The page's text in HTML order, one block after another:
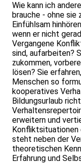
Wie kann ich
brauche - ohne sie
Einfühlsam
wenn er nicht
Vergangene
sind, aufarbeiten?
zukommen,
lösen? Sie
Menschen so
kooperatives
Bildungsurlaub
erweitern und
steht neben der
theoretischen
Erfahrung und